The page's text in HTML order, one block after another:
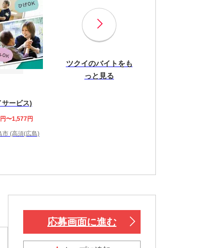
サービス)
〜1,577円
市 (高須(広島)
ツクイのバイトをも
っと見る
応募画面に進む